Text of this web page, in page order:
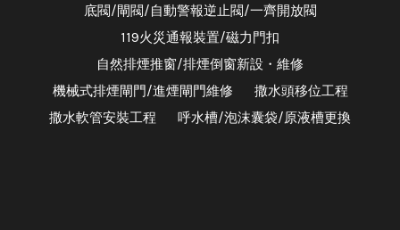
底閥/閘閥/自動警報逆止閥/一齊開放閥
119火災通報裝置/磁力門扣
自然排煙推窗/排煙倒窗新設・維修
機械式排煙閘門/進煙閘門維修
撒水頭移位工程
撒水軟管安裝工程
呼水槽/泡沫囊袋/原液槽更換